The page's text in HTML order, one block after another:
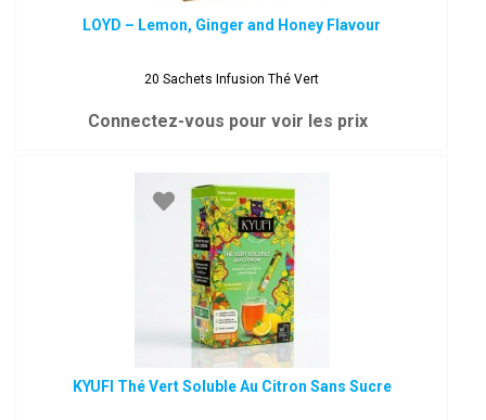
LOYD – Lemon, Ginger and Honey Flavour
20 Sachets Infusion Thé Vert
Connectez-vous pour voir les prix
KYUFI Thé Vert Soluble Au Citron Sans Sucre